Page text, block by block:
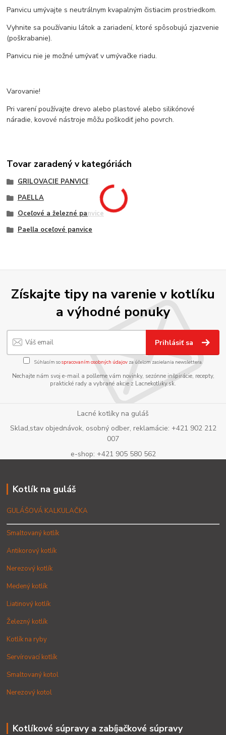
Panvicu umývajte s neutrálnym kvapalným čistiacim prostriedkom.
Vyhnite sa používaniu látok a zariadení, ktoré spôsobujú zjazvenie
(poškrabanie).
Panvicu nie je možné umývať v umývačke riadu.
Varovanie!
Pri varení používajte drevo alebo plastové alebo silikónové
náradie, kovové nástroje môžu poškodiť jeho povrch.
Tovar zaradený v kategóriách
GRILOVACIE PANVICE
PAELLA
Oceľové a železné panvice
Paella oceľové panvice
Získajte tipy na varenie v kotlíku
a výhodné ponuky
Prihlásiť sa
Súhlasím sospracovaním osobných údajov za účelom zasielania newslettera.
Nechajte nám svoj e-mail a pošleme vám novinky, sezónne inšpirácie, recepty,
praktické rady a vybrané akcie z Lacnekotliky.sk.
Lacné kotlíky na guláš
Sklad,stav objednávok, osobný odber, reklamácie: +421 902 212
007
e-shop: +421 905 580 562
Kotlík na guláš
GULÁŠOVÁ KALKULAČKA
Smaltovaný kotlík
Antikorový kotlík
Nerezový kotlík
Medený kotlík
Liatinový kotlík
Železný kotlík
Kotlík na ryby
Servírovací kotlík
Smaltovaný kotol
Nerezový kotol
Kotlíkové súpravy a zabíjačkové súpravy